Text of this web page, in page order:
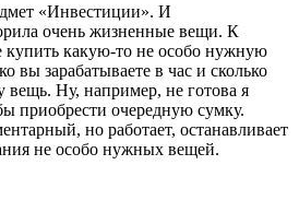
«Инвестиции». И
очень жизненные вещи. К
купить какую-то не особо нужную
вы зарабатываете в час и сколько
вещь. Ну, например, не готова я
приобрести очередную сумку.
но работает, останавливает
не особо нужных вещей.